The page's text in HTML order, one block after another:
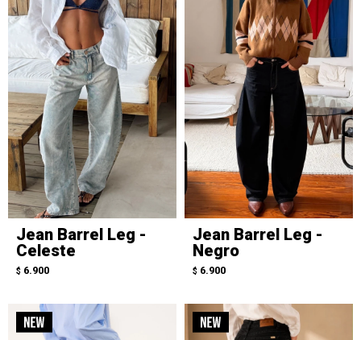
Jean Barrel Leg -
Celeste
$ 6.900
Jean Barrel Leg -
Negro
$ 6.900